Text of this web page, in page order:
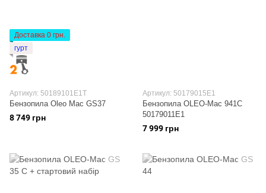
Доставка 0 грн.
гурт
Артикул: 50189101E1T
Бензопила Oleo Mac GS37
8 749 грн
Артикул: 50179015E1
Бензопила OLEO-Mac 941C
50179011Е1
7 999 грн